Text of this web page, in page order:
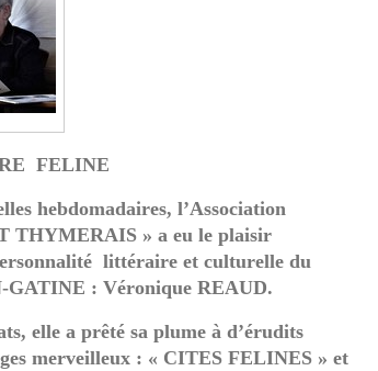
FELINE
hebdomadaires, l’Association
THYMERAIS » a eu le plaisir
littéraire et culturelle du
GATINE : Véronique REAUD.
elle a prêté sa plume à d’érudits
merveilleux : « CITES FELINES » et